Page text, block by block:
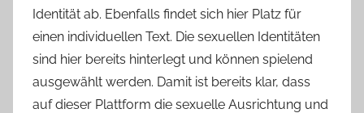
Identität ab. Ebenfalls findet sich hier Platz für
einen individuellen Text. Die sexuellen Identitäten
sind hier bereits hinterlegt und können spielend
ausgewählt werden. Damit ist bereits klar, dass
auf dieser Plattform die sexuelle Ausrichtung und